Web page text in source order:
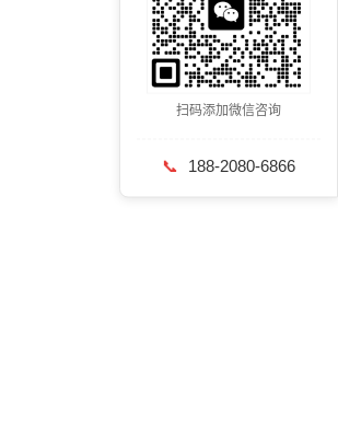
扫码添加微信咨询
📞 188-2080-6866